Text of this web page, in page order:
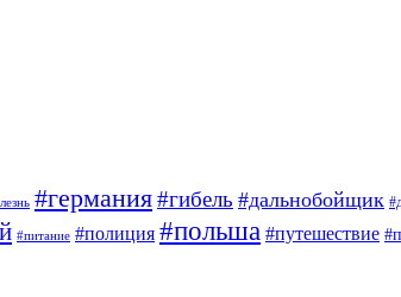
#германия#гибель #дальнобойщик
#питание #полиция #польша #путешествие